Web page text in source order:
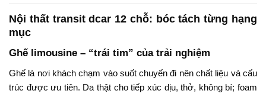
Nội thất transit dcar 12 chỗ: bóc tách từng hạng
mục
Ghế limousine – “trái tim” của trải nghiệm
Ghế là nơi khách chạm vào suốt chuyến đi nên chất liệu và cấu
trúc được ưu tiên. Da thật cho tiếp xúc dịu, thở, không bí; foam